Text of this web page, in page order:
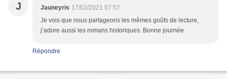
J Jauneyris 17/02/2021 07:57
Je vois que nous partageons les mêmes goûts de lecture,
j’adore aussi les romans historiques. Bonne journée
Répondre